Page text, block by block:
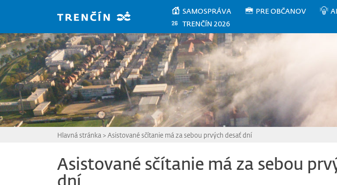
SAMOSPRÁVA PRE OBČANOV
TRENČÍN 2026
Hlavná stránka > Asistované sčítanie má za sebou prvých desať dní
Asistované sčítanie má za sebou
dní